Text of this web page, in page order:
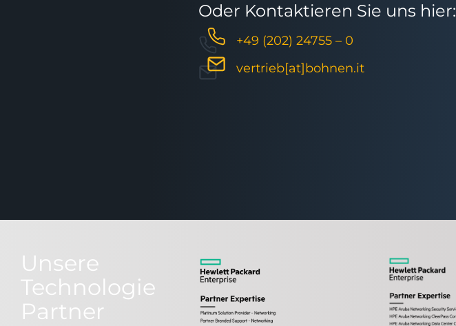
Oder Kontaktieren Sie uns hier:
+49 (202) 24755 – 0
vertrieb[at]bohnen.it
Unsere
Technologie
Partner